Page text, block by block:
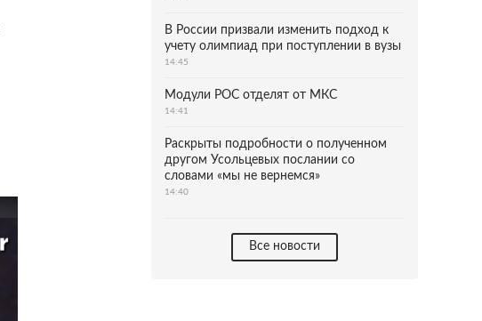
В России призвали изменить подход к
учету олимпиад при поступлении в вузы
14:45
Модули РОС отделят от МКС
14:41
Раскрыты подробности о полученном
другом Усольцевых послании со
словами «мы не вернемся»
14:40
Все новости